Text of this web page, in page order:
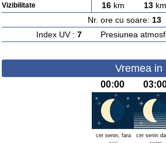
Vizibilitate 16km 13km
Nr. ore cu soare: 13
Index UV : 7Presiunea
Vremea in
00:00
cer senin, fara
cer senin